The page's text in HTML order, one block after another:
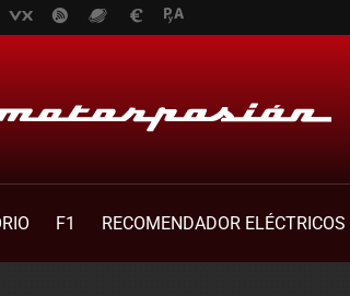
F1
RECOMENDADOR ELÉCTRICOS